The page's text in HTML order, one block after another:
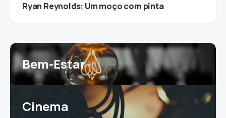
Ryan Reynolds: Um moço com pinta
Bem-Estar
Cinema